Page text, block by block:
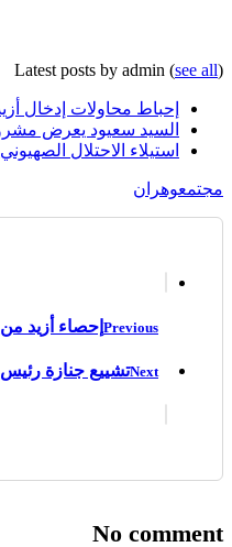
Latest posts by admin (see all)
إحباط محاولات إدخال أزيد من 26 قنطارا من الكيف المعالج عبر الحدود مع
السيد سعيود يعرض
استيلاء الاحتلال
مجتمعوهران
Previous إحصاء أزيد من 582 مسجل جديد في القوائم الانتخابية
Nextتشييع جنازة
No comment